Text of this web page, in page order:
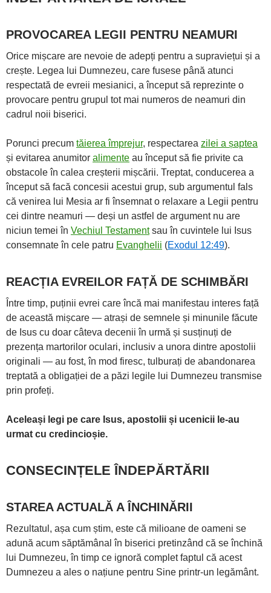
PROVOCAREA LEGII PENTRU NEAMURI
Orice mișcare are nevoie de adepți pentru a supraviețui și a
crește. Legea lui Dumnezeu, care fusese până atunci
respectată de evreii mesianici, a început să reprezinte o
provocare pentru grupul tot mai numeros de neamuri din
cadrul noii biserici.
Porunci precum tăierea împrejur, respectarea zilei a șaptea
și evitarea anumitor alimente au început să fie privite ca
obstacole în calea creșterii mișcării. Treptat, conducerea a
început să facă concesii acestui grup, sub argumentul fals
că venirea lui Mesia ar fi însemnat o relaxare a Legii pentru
cei dintre neamuri — deși un astfel de argument nu are
niciun temei în Vechiul Testamentsau în cuvintele lui Isus
consemnate în cele patru Evanghelii (Exodul 12:49).
REACȚIA EVREILOR FAȚĂ DE SCHIMBĂRI
Între timp, puținii evrei care încă mai manifestau interes față
de această mișcare — atrași de semnele și minunile făcute
de Isus cu doar câteva decenii în urmă și susținuți de
prezența martorilor oculari, inclusiv a unora dintre apostolii
originali — au fost, în mod firesc, tulburați de abandonarea
treptată a obligației de a păzi legile lui Dumnezeu transmise
prin profeți.
Aceleași legi pe care Isus, apostolii și ucenicii le-au
urmat cu credincioșie.
CONSECINȚELE ÎNDEPĂRTĂRII
STAREA ACTUALĂ A ÎNCHINĂRII
Rezultatul, așa cum știm, este că milioane de oameni se
adună acum săptămânal în biserici pretinzând că se închină
lui Dumnezeu, în timp ce ignoră complet faptul că acest
Dumnezeu a ales o națiune pentru Sine printr-un legământ.